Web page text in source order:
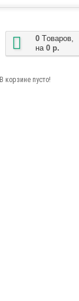
0 Tоваров,
на 0 р.
В корзине пусто!